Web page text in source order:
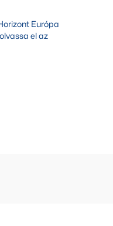
Európa
el az